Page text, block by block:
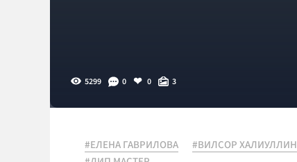
5299 0 0 3
#ЕЛЕНА ГАВРИЛОВА #ВИЛСОР ХАЛИУЛЛИН